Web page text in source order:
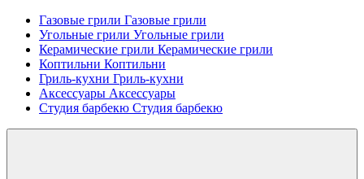
Газовые грили Газовые грили
Угольные грили Угольные грили
Керамические грили Керамические грили
Коптильни Коптильни
Гриль-кухни Гриль-кухни
Аксессуары Аксессуары
Студия барбекю Студия барбекю